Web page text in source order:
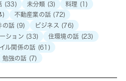
(33) 未分類 (3) 料理 (1)
不動産業の話 (72)
の話 (9) ビジネス (76)
ション (33) 住環境の話 (23)
ル関係の話 (61)
勉強の話 (7)